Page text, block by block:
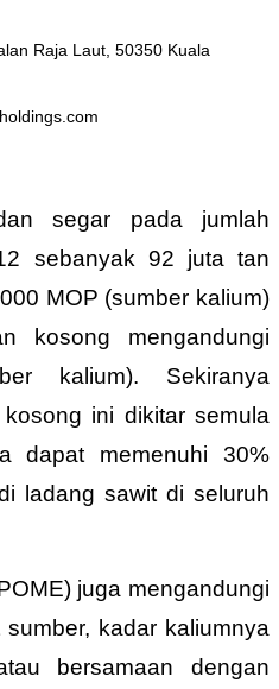
Raja Laut, 50350 Kuala
segar pada jumlah
sebanyak 92 juta tan
MOP (sumber kalium)
kosong mengandungi
kalium). Sekiranya
ini dikitar semula
dapat memenuhi 30%
ladang sawit di seluruh
juga mengandungi
kadar kaliumnya
bersamaan dengan